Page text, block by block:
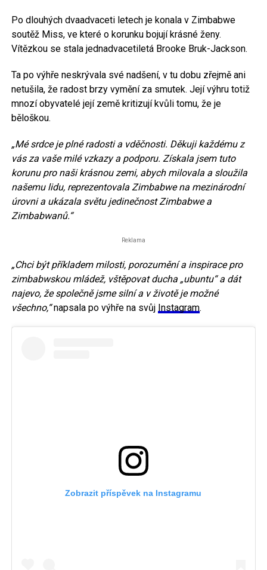
Po dlouhých dvaadvaceti letech je konala v Zimbabwe
soutěž Miss, ve které o korunku bojují krásné ženy.
Vítězkou se stala jednadvacetiletá Brooke Bruk-Jackson.
Ta po výhře neskrývala své nadšení, v tu dobu zřejmě ani
netušila, že radost brzy vymění za smutek. Její výhru totiž
mnozí obyvatelé její země kritizují kvůli tomu, že je
běloškou.
„Mé srdce je plné radosti a vděčnosti. Děkuji každému z
vás za vaše milé vzkazy a podporu. Získala jsem tuto
korunu pro naši krásnou zemi, abych milovala a sloužila
našemu lidu, reprezentovala Zimbabwe na mezinárodní
úrovni a ukázala světu jedinečnost Zimbabwe a
Zimbabwanů.“
Reklama
„Chci být příkladem milosti, porozumění a inspirace pro
zimbabwskou mládež, vštěpovat ducha „ubuntu“ a dát
najevo, že společně jsme silní a v životě je možné
všechno,“napsala po výhře na svůj Instagram.
Zobrazit příspěvek na Instagramu